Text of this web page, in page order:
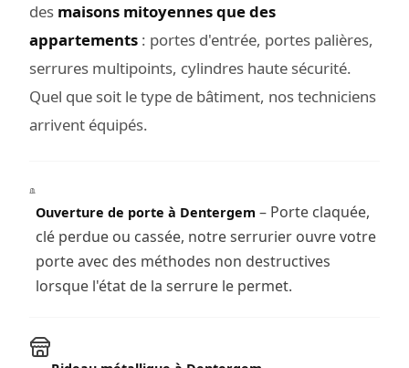
des maisons mitoyennes que des
appartements : portes d'entrée, portes palières,
serrures multipoints, cylindres haute sécurité.
Quel que soit le type de bâtiment, nos techniciens
arrivent équipés.
Ouverture de porte à Dentergem – Porte claquée,
clé perdue ou cassée, notre serrurier ouvre votre
porte avec des méthodes non destructives
lorsque l'état de la serrure le permet.